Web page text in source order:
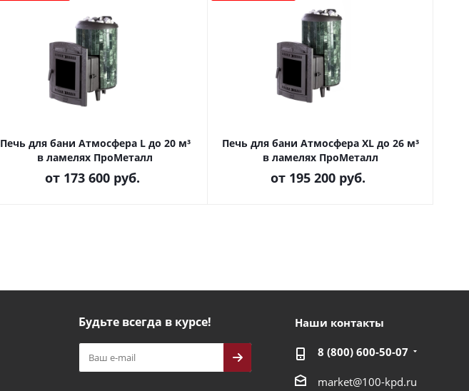
Печь для бани Атмосфера L до 20 м³
в ламелях ПроМеталл
от 173 600 руб.
Печь для бани Атмосфера XL до 26 м³
в ламелях ПроМеталл
от 195 200 руб.
Будьте всегда в курсе! Наши контакты
8 (800) 600-50-07
market@100-kpd.ru